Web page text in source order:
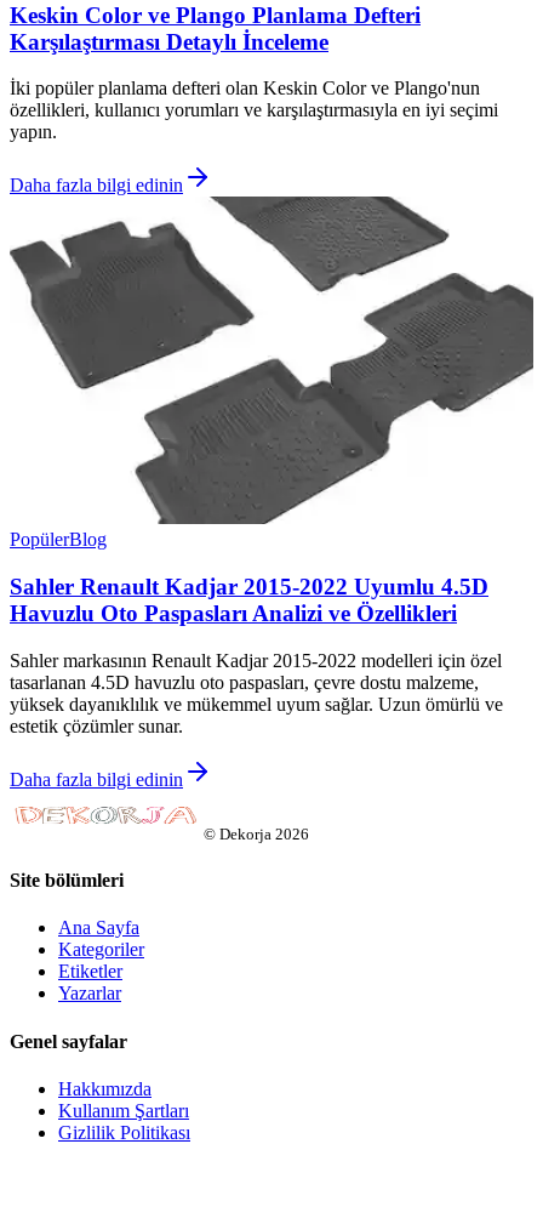
Keskin Color ve Plango Planlama Defteri
Karşılaştırması Detaylı İnceleme
İki popüler planlama defteri olan Keskin Color ve Plango'nun
özellikleri, kullanıcı yorumları ve karşılaştırmasıyla en iyi seçimi
yapın.
Daha fazla bilgi edinin
PopülerBlog
Sahler Renault Kadjar 2015-2022 Uyumlu 4.5D
Havuzlu Oto Paspasları Analizi ve Özellikleri
Sahler markasının Renault Kadjar 2015-2022 modelleri için özel
tasarlanan 4.5D havuzlu oto paspasları, çevre dostu malzeme,
yüksek dayanıklılık ve mükemmel uyum sağlar. Uzun ömürlü ve
estetik çözümler sunar.
Daha fazla bilgi edinin
© Dekorja 2026
Site bölümleri
Ana Sayfa
Kategoriler
Etiketler
Yazarlar
Genel sayfalar
Hakkımızda
Kullanım Şartları
Gizlilik Politikası